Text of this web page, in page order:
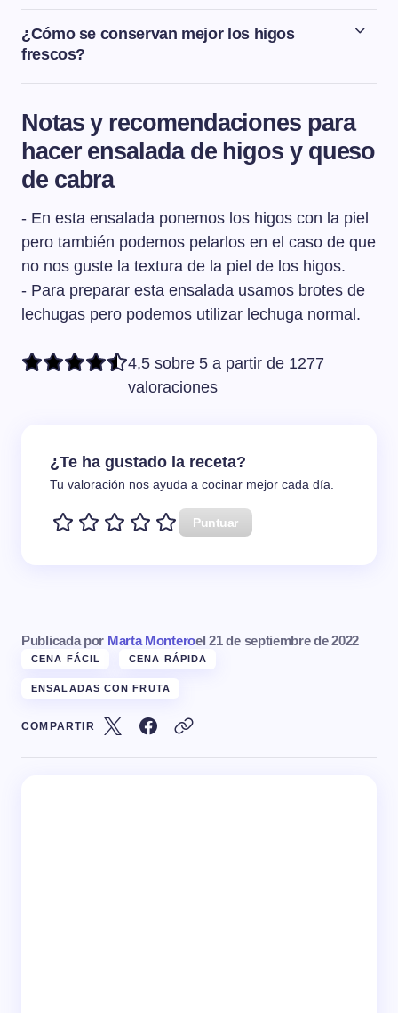
Los higos son el fruto de la higuera, se recogen entre
agosto y septiembre y su color exterior es verde. Las
brevas son higos del año anterior que no llegaron a
color en el sabor también tienen diferencias.
¿Cómo se conservan mejor los higos
frescos?
Los higos frescos, si están en buen estado, se pueden
lugar fresco y apartados de la luz solar u otras fuentes
de calor. Pero si no se pueden garantizar estas
condiciones, lo mejor sería conservarlos en la nevera.
Notas y recomendaciones para
hacer ensalada de higos y queso
de cabra
- En esta ensalada ponemos los higos con la piel
pero también podemos pelarlos en el caso de que
no nos guste la textura de la piel de los higos.
- Para preparar esta ensalada usamos brotes de
lechugas pero podemos utilizar lechuga normal.
4,5 sobre 5 a partir de 1277
valoraciones
¿Te ha gustado la receta?
Tu valoración nos ayuda a cocinar mejor cada día.
Puntuar
Publicada por Marta Monteroel 21 de septiembre de 2022
CENA FÁCIL CENA RÁPIDA
ENSALADAS CON FRUTA
COMPARTIR